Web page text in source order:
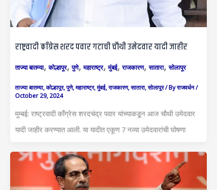
राष्ट्रवादी काँग्रेस शरद पवार गटाची चौथी उमेदवार यादी जाहीर
ताज्या बातम्या,कोल्हापूर,पुणे,महाराष्ट्र,मुंबई,राजकारण,सातारा,सोलापूर
ताज्या बातम्या,कोल्हापूर,पुणे,महाराष्ट्र,मुंबई,राजकारण,सातारा,सोलापूर/ Byराजवर्धन/
October 29, 2024
मुम्बई: राष्ट्रवादी काँग्रेस शरदचंद्र पवार यांच्याकडून आज चौथी उमेदवार
यादी जाहीर करण्यात आली. या यादीत एकूण 7 नव्या उमेदवारांची घोषणा